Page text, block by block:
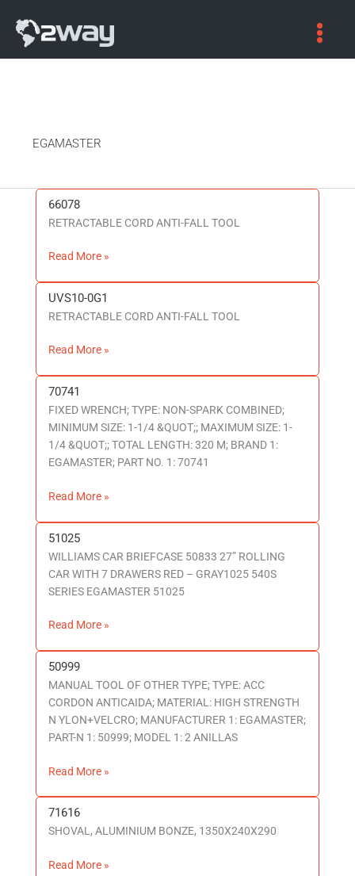
EGAMASTER
66078
RETRACTABLE CORD ANTI-FALL TOOL
66078
Read More »
UVS10-0G1
RETRACTABLE CORD ANTI-FALL TOOL
UVS10-
0G1
Read More »
70741
FIXED WRENCH; TYPE: NON-SPARK COMBINED;
MINIMUM SIZE: 1-1/4 &QUOT;; MAXIMUM SIZE: 1-
1/4 &QUOT;; TOTAL LENGTH: 320 M; BRAND 1:
EGAMASTER; PART NO. 1: 70741
70741
Read More »
51025
WILLIAMS CAR BRIEFCASE 50833 27” ROLLING
CAR WITH 7 DRAWERS RED – GRAY1025 540S
SERIES EGAMASTER 51025
51025
Read More »
50999
MANUAL TOOL OF OTHER TYPE; TYPE: ACC
CORDON ANTICAIDA; MATERIAL: HIGH STRENGTH
N YLON+VELCRO; MANUFACTURER 1: EGAMASTER;
PART-N 1: 50999; MODEL 1: 2 ANILLAS
50999
Read More »
71616
SHOVAL, ALUMINIUM BONZE, 1350X240X290
71616
Read More »